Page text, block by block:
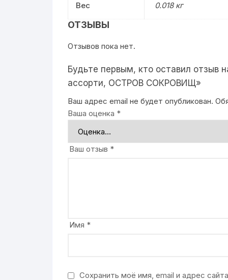
Вес 0.018 кг
ОТЗЫВЫ
Отзывов пока нет.
Будьте первым, кто оставил отзыв
ассорти, ОСТРОВ СОКРОВИЩ»
Ваш адрес email не будет опубликован.
Ваша оценка *
Ваш отзыв *
Имя *
Сохранить моё имя, email и адрес